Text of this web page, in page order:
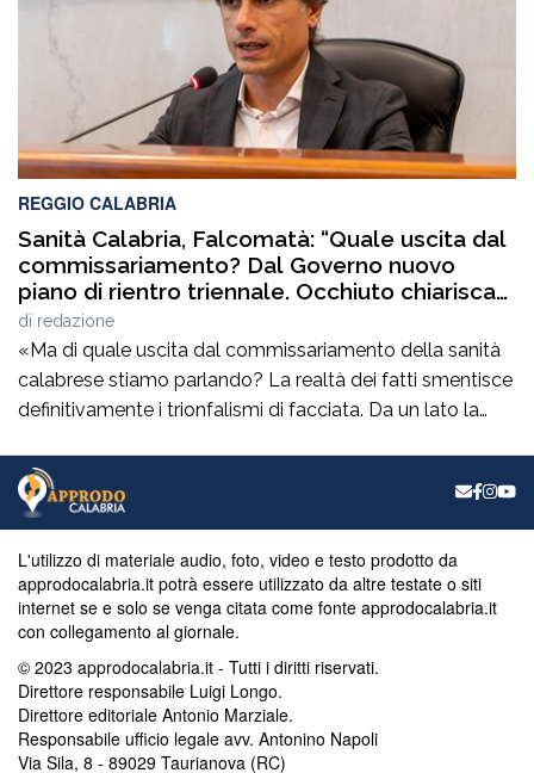
REGGIO CALABRIA
Sanità Calabria, Falcomatà: “Quale uscita dal
commissariamento? Dal Governo nuovo
piano di rientro triennale. Occhiuto chiarisca
le tante ombre sui bilanci del comparto
sanitario”
di redazione
«Ma di quale uscita dal commissariamento della sanità
calabrese stiamo parlando? La realtà dei fatti smentisce
definitivamente i trionfalismi di facciata. Da un lato la
pronuncia, dichiarando di non avere la competenza per
esprimersi. Dall’altro lato, lo stesso ministro Schillaci,
interrogato sul tema, dichiara di […]
L'utilizzo di materiale audio, foto, video e testo prodotto da
approdocalabria.it potrà essere utilizzato da altre testate o siti
internet se e solo se venga citata come fonte approdocalabria.it
con collegamento al giornale.
© 2023 approdocalabria.it - Tutti i diritti riservati.
Direttore responsabile Luigi Longo.
Direttore editoriale Antonio Marziale.
Responsabile ufficio legale avv. Antonino Napoli
Via Sila, 8 - 89029 Taurianova (RC)